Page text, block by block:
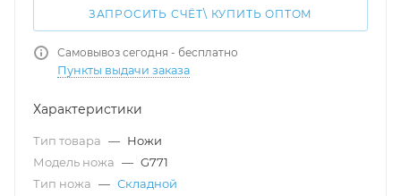
ЗАПРОСИТЬ СЧЁТ\ КУПИТЬ ОПТОМ
Самовывоз сегодня - бесплатно
Пункты выдачи заказа
Характеристики
Тип товара — Ножи
Модель ножа — G771
Тип ножа — Складной